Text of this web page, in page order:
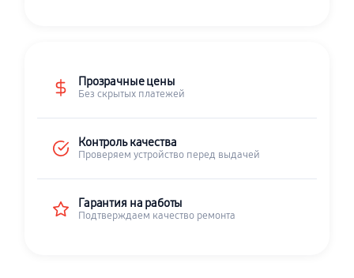
Прозрачные цены
Без скрытых платежей
Контроль качества
Проверяем устройство перед выдачей
Гарантия на работы
Подтверждаем качество ремонта